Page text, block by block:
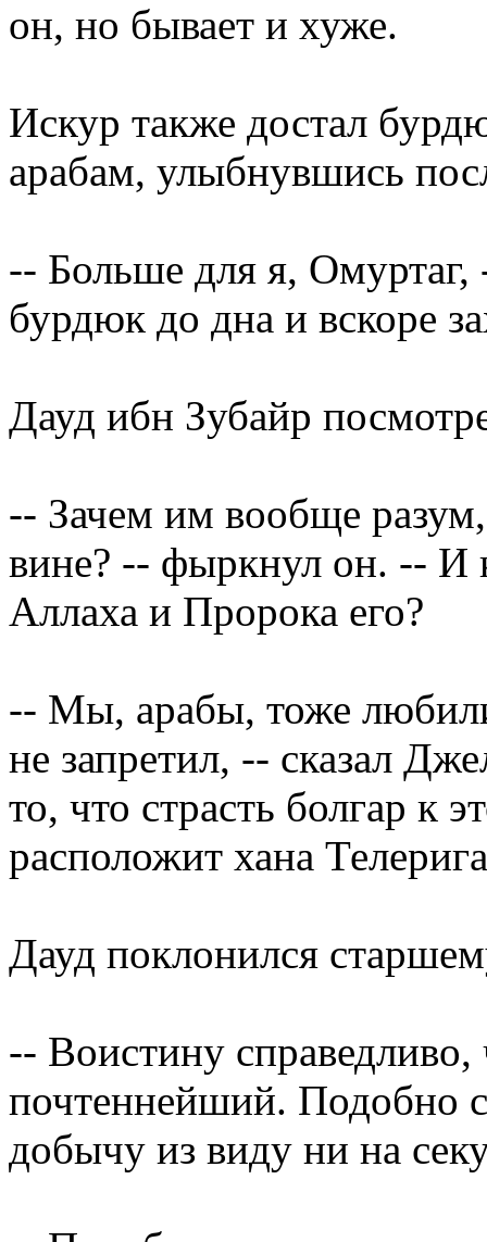
он, но бывает и хуже.
Искур также достал
арабам, улыбнувшись
-- Больше для я, Омуртаг,
бурдюк до дна и вскоре
Дауд ибн Зубайр
-- Зачем им вообще
вине? -- фыркнул он. -- И
Аллаха и Пророка его?
-- Мы, арабы, тоже
не запретил, -- сказал
то, что страсть болгар к
расположит хана
Дауд поклонился
-- Воистину
почтеннейший. Подобно
добычу из виду ни на